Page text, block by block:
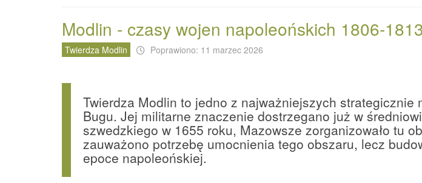
Modlin - czasy wojen napoleońskich 1806-1813
Twierdza Modlin Poprawiono: 11 marzec 2026
Twierdza Modlin to jedno z najważniejszych strategicznie
Bugu. Jej militarne znaczenie dostrzegano już w
szwedzkiego w 1655 roku, Mazowsze zorganizowało tu
zauważono potrzebę umocnienia tego obszaru, lecz
epoce napoleońskiej.